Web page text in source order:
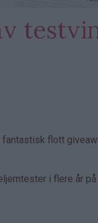
fantastisk flott
i flere år på